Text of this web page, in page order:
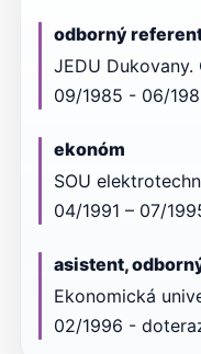
odborný
JEDU Dukovany.
09/1985 - 06/
ekonóm
SOU
04/1991 – 07/
asistent,
Ekonomická
02/1996 -